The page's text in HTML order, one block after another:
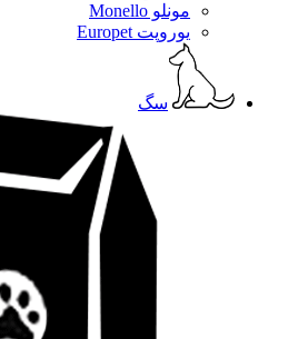
مونلو Monello
یوروپت Europet
سگ